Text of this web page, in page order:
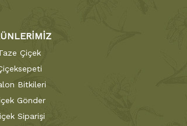
Çiçek
Bitkileri
Gönder
Siparişi